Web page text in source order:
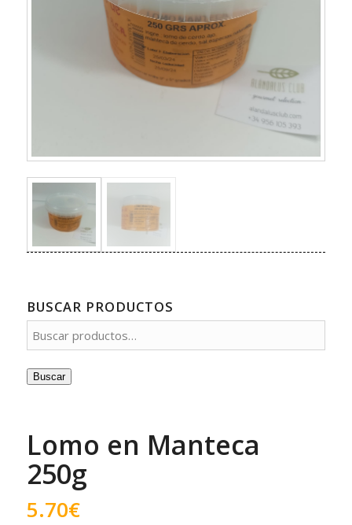
BUSCAR PRODUCTOS
Buscar
Lomo en Manteca
250g
5.70€